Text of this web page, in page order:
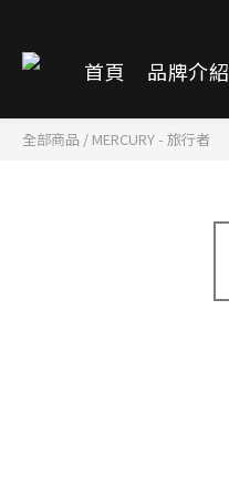
首頁 品牌介紹
全部商品 / MERCURY - 旅行者